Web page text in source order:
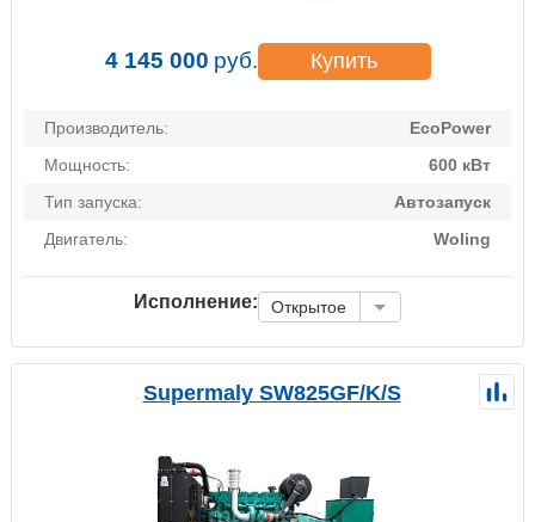
4 145 000 руб. Купить
Производитель:
EcoPower
Мощность:
600 кВт
Тип запуска:
Автозапуск
Двигатель:
Woling
Исполнение: Открытое
Supermaly SW825GF/K/S